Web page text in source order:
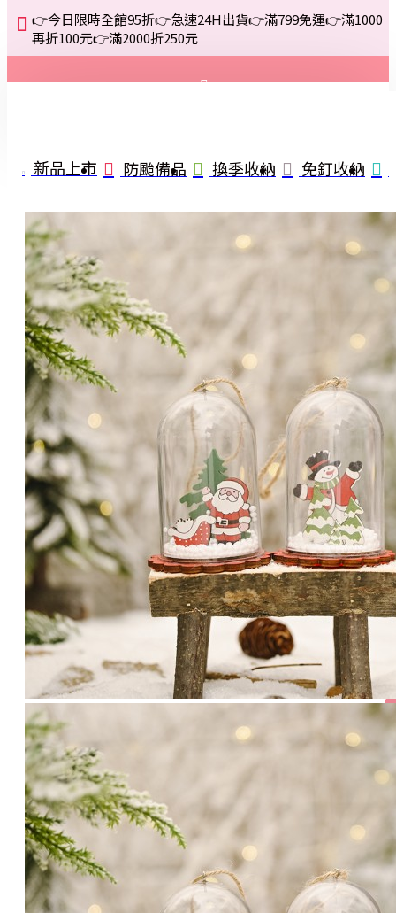
👉今日限時全館95折👉急速24H出貨👉滿799免運👉滿1000
再折100元👉滿2000折250元
註冊
詢問
新品上市 防颱備品 換季收納 免釘收納